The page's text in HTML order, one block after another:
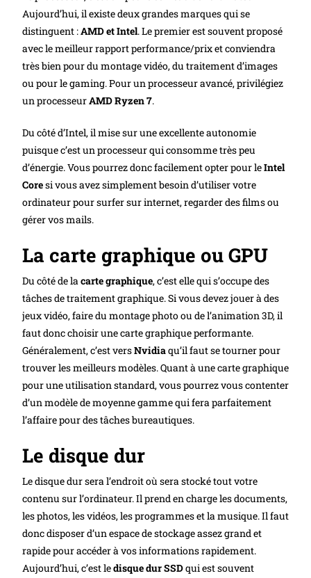
Aujourd’hui, il existe deux grandes marques qui se
distinguent :AMD et Intel. Le premier est souvent proposé
avec le meilleur rapport performance/prix et conviendra
très bien pour du montage vidéo, du traitement d’images
ou pour le gaming. Pour un processeur avancé, privilégiez
un processeurAMD Ryzen 7.
Du côté d’Intel, il mise sur une excellente autonomie
puisque c’est un processeur qui consomme très peu
d’énergie. Vous pourrez donc facilement opter pour leIntel
Coresi vous avez simplement besoin d’utiliser votre
ordinateur pour surfer sur internet, regarder des films ou
gérer vos mails.
La carte graphique ou GPU
Du côté de lacarte graphique, c’est elle qui s’occupe des
tâches de traitement graphique. Si vous devez jouer à des
jeux vidéo, faire du montage photo ou de l’animation 3D, il
faut donc choisir une carte graphique performante.
Généralement, c’est versNvidiaqu’il faut se tourner pour
trouver les meilleurs modèles. Quant à une carte graphique
pour une utilisation standard, vous pourrez vous contenter
d’un modèle de moyenne gamme qui fera parfaitement
l’affaire pour des tâches bureautiques.
Le disque dur
Le disque dur sera l’endroit où sera stocké tout votre
contenu sur l’ordinateur. Il prend en charge les documents,
les photos, les vidéos, les programmes et la musique. Il faut
donc disposer d’un espace de stockage assez grand et
rapide pour accéder à vos informations rapidement.
Aujourd’hui, c’est ledisque dur SSDqui est souvent